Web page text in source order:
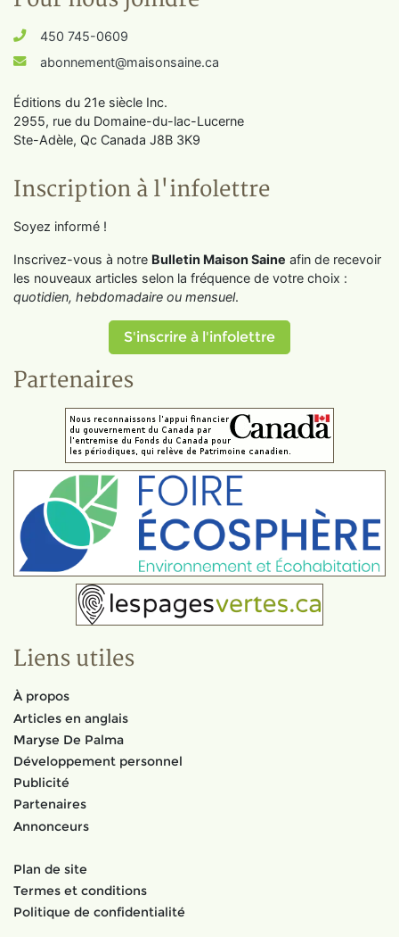
450 745-0609
abonnement@maisonsaine.ca
Éditions du 21e siècle Inc.
2955, rue du Domaine-du-lac-Lucerne
Ste-Adèle, Qc Canada J8B 3K9
Inscription à l'infolettre
Soyez informé !
Inscrivez-vous à notre Bulletin Maison Saine afin de recevoir
les nouveaux articles selon la fréquence de votre choix :
quotidien, hebdomadaire ou mensuel.
S'inscrire à l'infolettre
Partenaires
Liens utiles
À propos
Articles en anglais
Maryse De Palma
Développement personnel
Publicité
Partenaires
Annonceurs
Plan de site
Termes et conditions
Politique de confidentialité